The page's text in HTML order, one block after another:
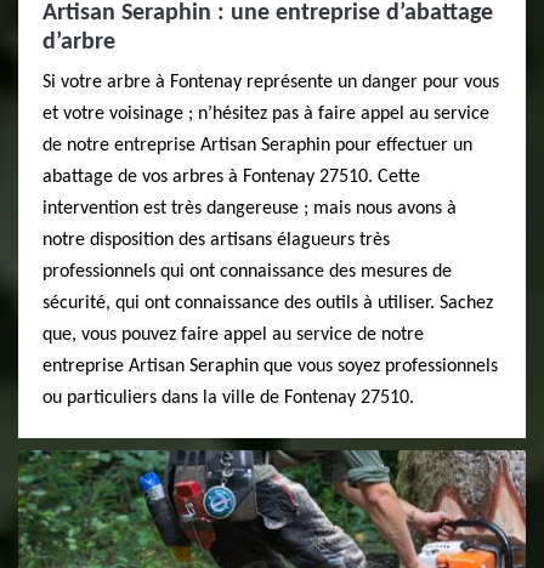
Artisan Seraphin : une entreprise d’abattage
d’arbre
Si votre arbre à Fontenay représente un danger pour vous
et votre voisinage ; n’hésitez pas à faire appel au service
de notre entreprise Artisan Seraphin pour effectuer un
abattage de vos arbres à Fontenay 27510. Cette
intervention est très dangereuse ; mais nous avons à
notre disposition des artisans élagueurs très
professionnels qui ont connaissance des mesures de
sécurité, qui ont connaissance des outils à utiliser. Sachez
que, vous pouvez faire appel au service de notre
entreprise Artisan Seraphin que vous soyez professionnels
ou particuliers dans la ville de Fontenay 27510.